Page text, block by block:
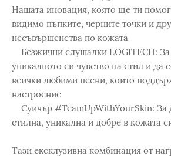
Нашата иновация, която ще ти
видимо пъпките, черните точки и
несъвършенства по кожата
Безжични слушалки LOGITECH:
уникалното си чувство на стил и да
всички любими песни, които
настроение
Суичър #TeamUpWithYourSkin: За
стилна, уникална и добре в кожата
Тази ексклузивна комбинация от